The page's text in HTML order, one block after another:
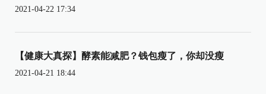
2021-04-22 17:34
【健康大真探】酵素能减肥？钱包瘦了，你却没瘦
2021-04-21 18:44